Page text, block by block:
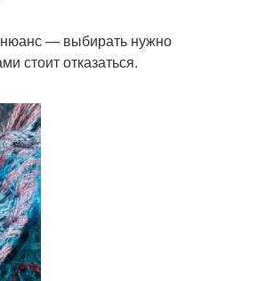
нюанс — выбирать нужно
стоит отказаться.